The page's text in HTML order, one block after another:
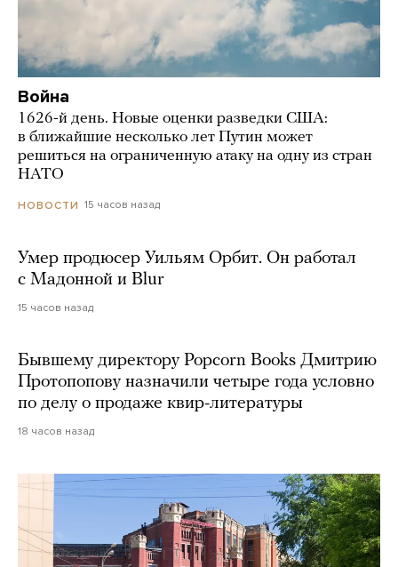
Война
1626-й день. Новые оценки разведки США:
в ближайшие несколько лет Путин может
решиться на ограниченную атаку на одну из стран
НАТО
НОВОСТИ 15 часов назад
Умер продюсер Уильям Орбит. Он работал
с Мадонной и Blur
15 часов назад
Бывшему директору Popcorn Books Дмитрию
Протопопову назначили четыре года условно
по делу о продаже квир-литературы
18 часов назад